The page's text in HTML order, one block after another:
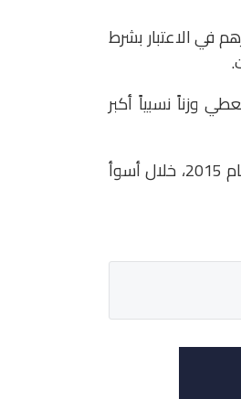
في الاعتبار بشرط
وزناً نسبياً أكبر
كان عدد سنوات العمر المفقودة بسبب كورونا أكبر 5 مرات من التي فُقدت بسبب الإنفلونزا عام 2015، خلال أسوأ